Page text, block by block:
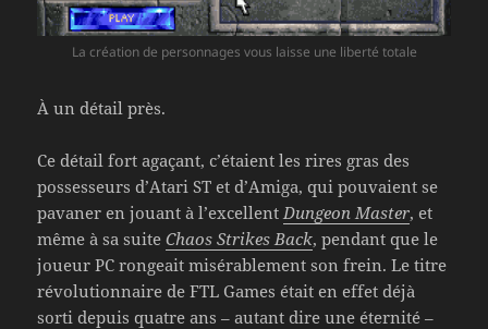
La création de personnages vous laisse une liberté totale
À un détail près.
Ce détail fort agaçant, c’étaient les rires gras des
possesseurs d’Atari ST et d’Amiga, qui pouvaient se
pavaner en jouant à l’excellent Dungeon Master, et
même à sa suiteChaos Strikes Back, pendant que le
joueur PC rongeait misérablement son frein. Le titre
révolutionnaire de FTL Games était en effet déjà
sorti depuis quatre ans – autant dire une éternité –